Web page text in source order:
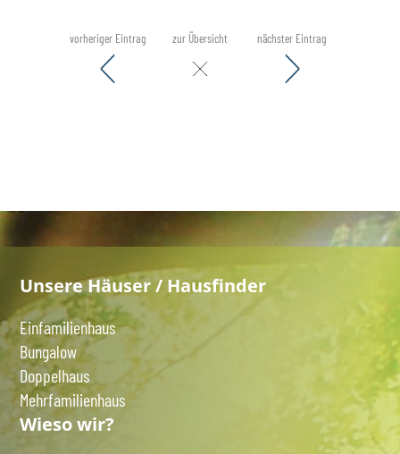
vorheriger Eintrag zur Übersicht nächster Eintrag
Unsere Häuser / Hausfinder
Einfamilienhaus
Bungalow
Doppelhaus
Mehrfamilienhaus
Wieso wir?